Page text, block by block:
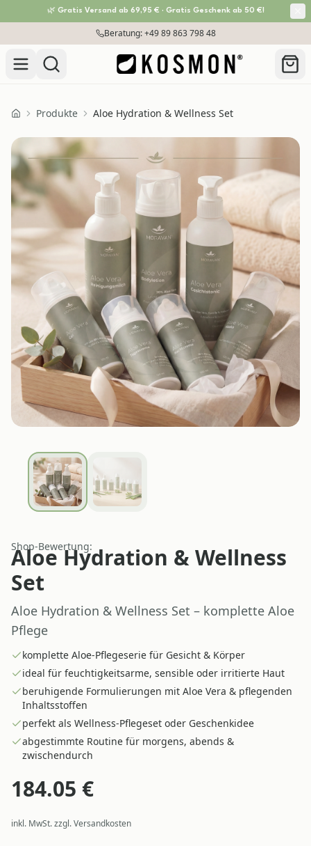
🌿 Gratis Versand ab 69,95 € · Gratis Geschenk ab 50 €!
Zum Inhalt springenBeratung: +49 89 863 798 48
Versandkostenfrei ab 69,95 €
HomeProdukte Aloe Hydration & Wellness Set
Shop-Bewertung:
Aloe Hydration & Wellness
Set
Aloe Hydration & Wellness Set – komplette Aloe
Pflege
komplette Aloe-Pflegeserie für Gesicht & Körper
ideal für feuchtigkeitsarme, sensible oder irritierte Haut
beruhigende Formulierungen mit Aloe Vera & pflegenden
Inhaltsstoffen
perfekt als Wellness-Pflegeset oder Geschenkidee
abgestimmte Routine für morgens, abends &
zwischendurch
184.05 €
inkl. MwSt. zzgl. Versandkosten